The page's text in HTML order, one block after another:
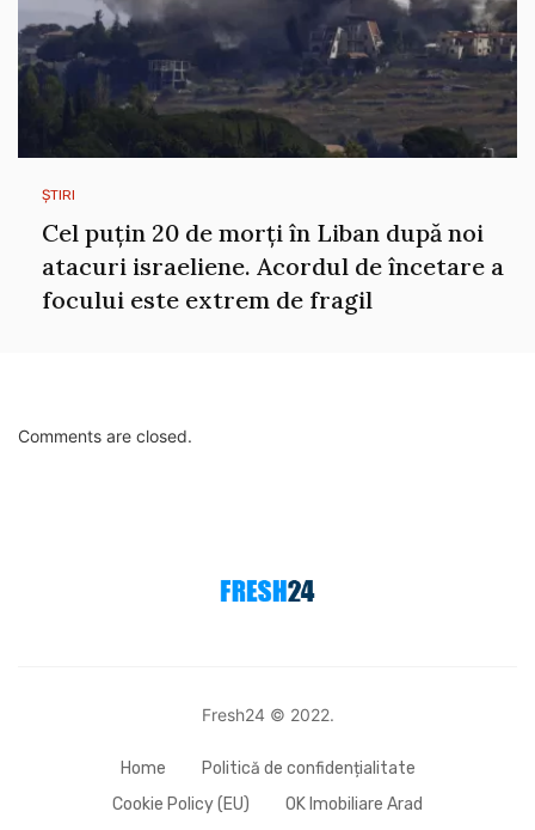
ȘTIRI
Cel puțin 20 de morți în Liban după noi
atacuri israeliene. Acordul de încetare a
focului este extrem de fragil
Comments are closed.
Fresh24 © 2022.
Home
Politică de confidențialitate
Cookie Policy (EU)
OK Imobiliare Arad